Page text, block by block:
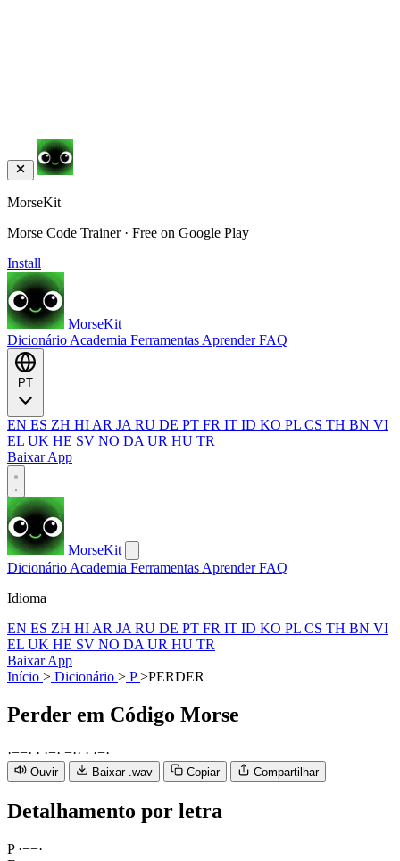
MorseKit
Morse Code Trainer · Free on Google Play
Install
MorseKit
Dicionário Academia Ferramentas AprenderFAQ
EN ES ZH HI AR JA RU DE PT FR IT ID KO PL CS TH BN VI
EL UK HE SV NO DA UR HU TR
Baixar App
MorseKit
Dicionário Academia Ferramentas AprenderFAQ
Idioma
EN ES ZH HI AR JA RU DE PT FR IT ID KO PL CS TH BN VI
EL UK HE SV NO DA UR HU TR
Baixar App
Início > Dicionário > P>PERDER
Perder em Código Morse
·−−· · ·−· −·· · ·−·
Ouvir Baixar .wav Copiar Compartilhar
Detalhamento por letra
P ·−−·